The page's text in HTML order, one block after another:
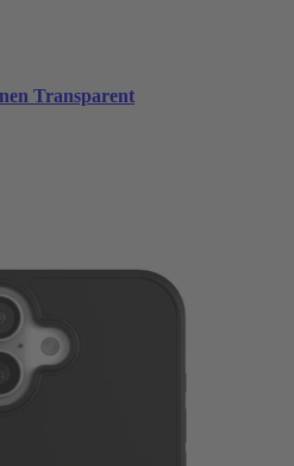
Transparent